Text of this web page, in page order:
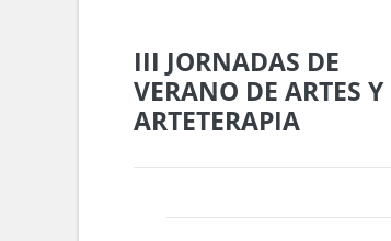
III JORNADAS DE
VERANO DE ARTES Y
ARTETERAPIA